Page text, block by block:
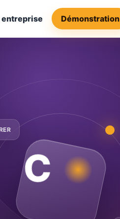
Démonstration